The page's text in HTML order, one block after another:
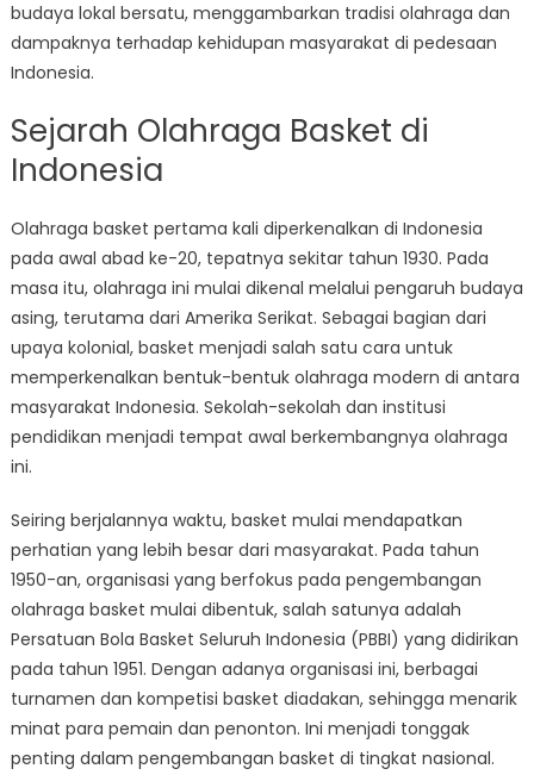
budaya lokal bersatu, menggambarkan tradisi olahraga dan
dampaknya terhadap kehidupan masyarakat di pedesaan
Indonesia.
Sejarah Olahraga Basket di
Indonesia
Olahraga basket pertama kali diperkenalkan di Indonesia
pada awal abad ke-20, tepatnya sekitar tahun 1930. Pada
masa itu, olahraga ini mulai dikenal melalui pengaruh budaya
asing, terutama dari Amerika Serikat. Sebagai bagian dari
upaya kolonial, basket menjadi salah satu cara untuk
memperkenalkan bentuk-bentuk olahraga modern di antara
masyarakat Indonesia. Sekolah-sekolah dan institusi
pendidikan menjadi tempat awal berkembangnya olahraga
ini.
Seiring berjalannya waktu, basket mulai mendapatkan
perhatian yang lebih besar dari masyarakat. Pada tahun
1950-an, organisasi yang berfokus pada pengembangan
olahraga basket mulai dibentuk, salah satunya adalah
Persatuan Bola Basket Seluruh Indonesia (PBBI) yang didirikan
pada tahun 1951. Dengan adanya organisasi ini, berbagai
turnamen dan kompetisi basket diadakan, sehingga menarik
minat para pemain dan penonton. Ini menjadi tonggak
penting dalam pengembangan basket di tingkat nasional.